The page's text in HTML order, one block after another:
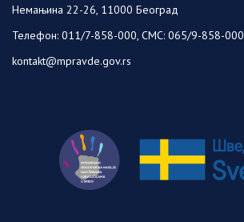
Немањина 22-26, 11000 Београд
Телефон: 011/7-858-000, СМС: 065/9-858-000
kontakt@mpravde.gov.rs